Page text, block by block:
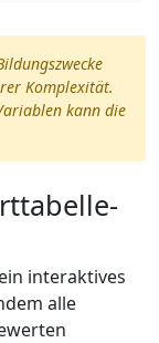
Komplexität.
kann die
interaktives
alle